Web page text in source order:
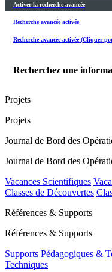
Activer la recherche avancée
Recherche avancée activée
Recherche avancée activée (Cliquer
Recherchez une
Projets
Projets
Journal de Bord des
Journal de Bord des
Vacances Scientifiques
Classes de Découvertes
Références & Supports
Références & Supports
Supports Pédagogiques &
Techniques